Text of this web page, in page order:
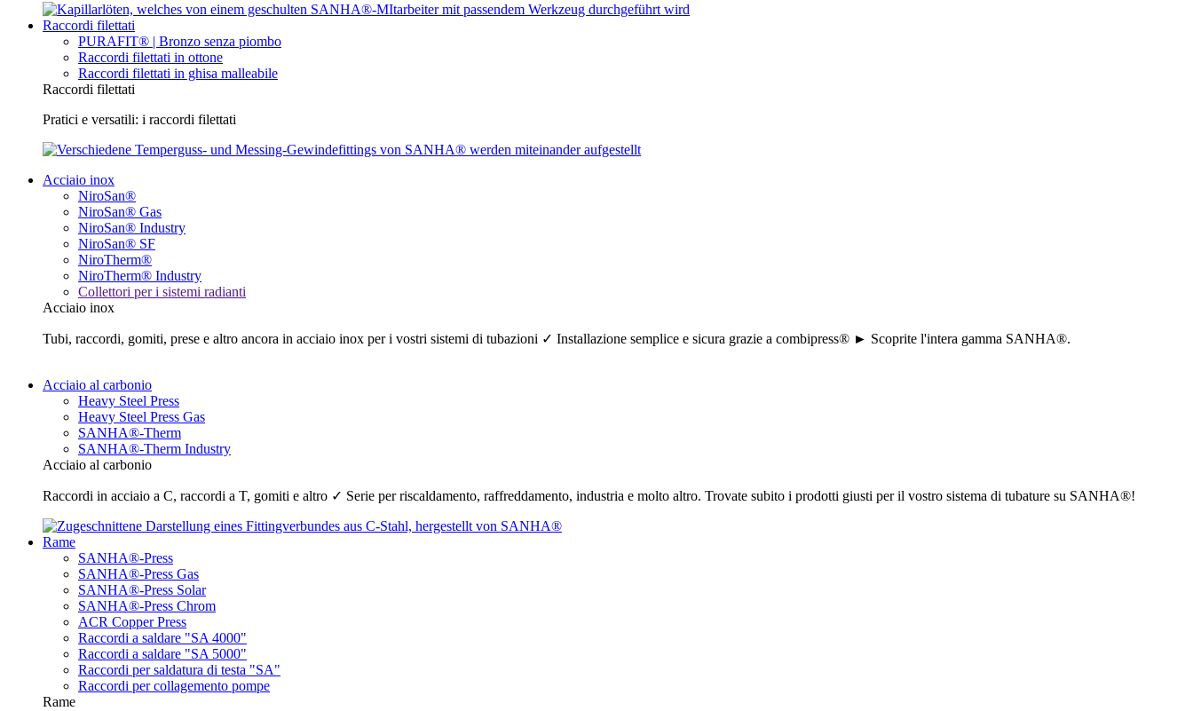
Raccordi filettati
PURAFIT® | Bronzo senza piombo
Raccordi filettati in ottone
Raccordi filettati in ghisa malleabile
Raccordi filettati
Pratici e versatili: i raccordi filettati
Acciaio inox
NiroSan®
NiroSan® Gas
NiroSan® Industry
NiroSan® SF
NiroTherm®
NiroTherm® Industry
Collettori per i sistemi radianti
Acciaio inox
Tubi, raccordi, gomiti, prese e altro ancora in acciaio inox per i vostri sistemi di tubazioni ✓ Installazione semplice e sicura grazie a combipress® ► Scoprite l'intera gamma SANHA®.
Acciaio al carbonio
Heavy Steel Press
Heavy Steel Press Gas
SANHA®-Therm
SANHA®-Therm Industry
Acciaio al carbonio
Raccordi in acciaio a C, raccordi a T, gomiti e altro ✓ Serie per riscaldamento, raffreddamento, industria e molto altro. Trovate subito i prodotti giusti per il vostro sistema di tubature su SANHA®!
Rame
SANHA®-Press
SANHA®-Press Gas
SANHA®-Press Solar
SANHA®-Press Chrom
ACR Copper Press
Raccordi a saldare "SA 4000"
Raccordi a saldare "SA 5000"
Raccordi per saldatura di testa "SA"
Raccordi per collagemento pompe
Rame